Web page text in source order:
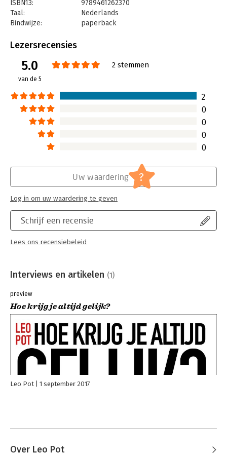
ISBN13:
9789461262370
Taal:
Nederlands
Bindwijze:
paperback
Uitgever:
Verschijningsdatum:
6-9-2017
Hoofdrubriek:
Lezersrecensies
5.0
van de 5
2 stemmen
2
0
0
0
0
Schrijf een recensie
Lees ons recensiebeleid
Uw waardering ?
Log in om uw waardering te geven
Interviews en artikelen (1)
preview
Hoe krijg je altijd gelijk?
Leo Pot 1 september 2017
Over Leo Pot